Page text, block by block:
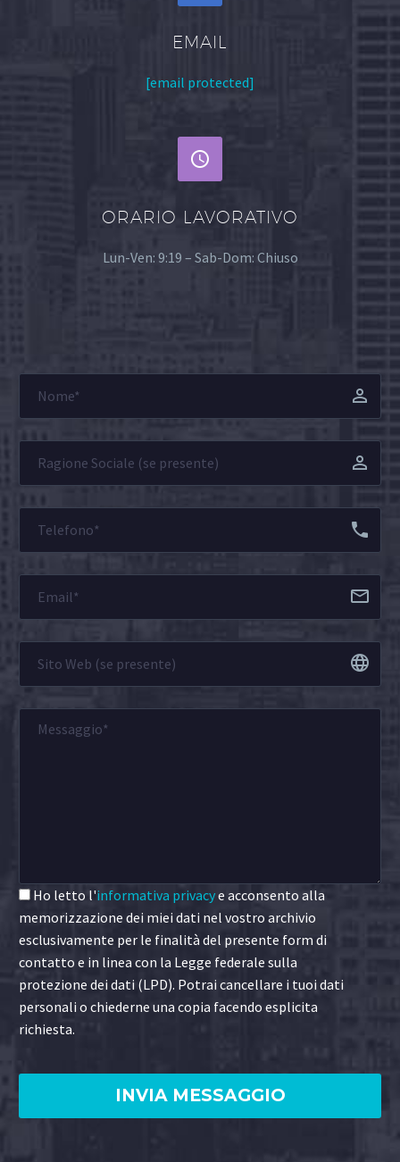
EMAIL
[email protected]


ORARIO LAVORATIVO
Lun-Ven: 9:19 – Sab-Dom: Chiuso
Ho letto l'informativa privacye acconsento alla
memorizzazione dei miei dati nel vostro archivio
esclusivamente per le finalità del presente form di
contatto e in linea con la Legge federale sulla
protezione dei dati (LPD). Potrai cancellare i tuoi dati
personali o chiederne una copia facendo esplicita
richiesta.